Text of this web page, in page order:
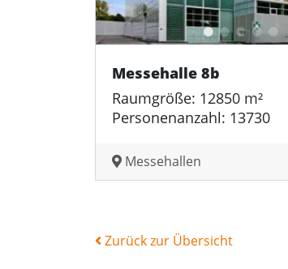
Messehalle 8b
Raumgröße: 12850 m²
Personenanzahl: 13730
Messehallen
Zurück zur Übersicht